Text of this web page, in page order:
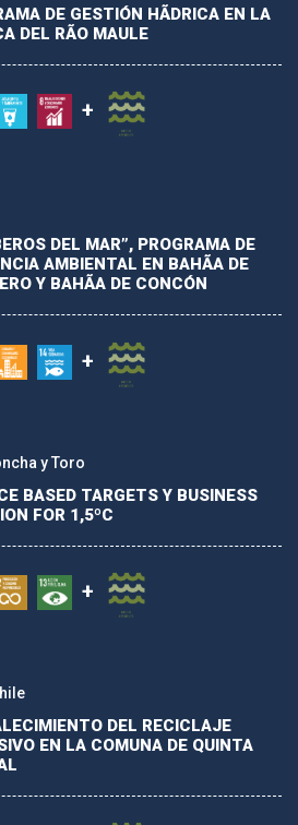
DE GESTIÓN HÃDRICA EN LA
DEL RÃO MAULE
+
DEL MAR”, PROGRAMA DE
AMBIENTAL EN BAHÃA DE
Y BAHÃA DE CONCÓN
+
y Toro
BASED TARGETS Y BUSINESS
FOR 1,5ºC
+
DEL RECICLAJE
EN LA COMUNA DE QUINTA